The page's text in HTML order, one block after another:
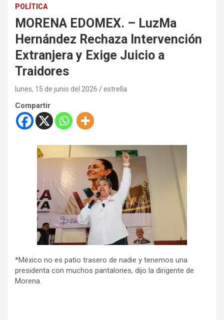
POLÍTICA
MORENA EDOMEX. – LuzMa
Hernández Rechaza Intervención
Extranjera y Exige Juicio a
Traidores
lunes, 15 de junio del 2026 estrella
Compartir
*México no es patio trasero de nadie y tenemos una
presidenta con muchos pantalones, dijo la dirigente de
Morena.